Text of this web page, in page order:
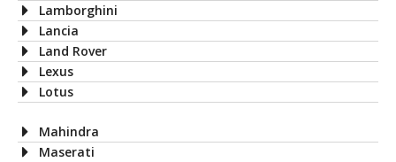
Lamborghini
Lancia
Land Rover
Lexus
Lotus
Mahindra
Maserati